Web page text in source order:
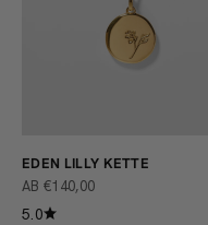
EDEN LILLY KETTE
ANGEBOT
AB €140,00
5.0